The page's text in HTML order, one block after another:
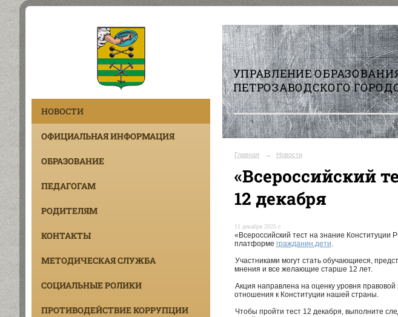
НОВОСТИ
ОФИЦИАЛЬНАЯ ИНФОРМАЦИЯ
ОБРАЗОВАНИЕ
ПЕДАГОГАМ
РОДИТЕЛЯМ
КОНТАКТЫ
МЕТОДИЧЕСКАЯ СЛУЖБА
СОЦИАЛЬНЫЕ РОЛИКИ
ПРОТИВОДЕЙСТВИЕ КОРРУПЦИИ
УПРАВЛЕНИЕ
ПЕТРОЗАВОДСКОГО
Главная → Новости
«Всероссийский
12 декабря
11 декабря 2025 г.
«Всероссийский тест на знание
платформе гражданин.дети
Участниками могут стать обучающиеся,
мнения и все желающие старше 12 лет.
Акция направлена на оценку уровня
отношения к Конституции нашей страны.
Чтобы пройти тест 12 декабря, выполните